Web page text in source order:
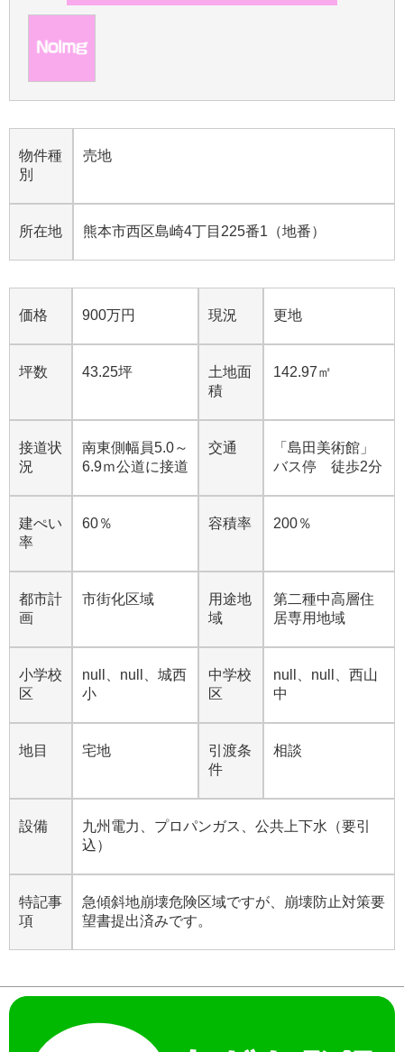
物件種
別
売地
所在地 熊本市西区島崎4丁目225番1（地番）
価格 900万円 現況 更地
坪数 43.25坪
土地面
積
142.97㎡
接道状
況
南東側幅員5.0～
6.9ｍ公道に接道
交通
「島田美術館」
バス停 徒歩2分
建ぺい
率
60％ 容積率 200％
都市計
画
市街化区域
用途地
域
第二種中高層住
居専用地域
小学校
区
null、null、城西
小
中学校
区
null、null、西山
中
地目 宅地
引渡条
件
相談
設備
九州電力、プロパンガス、公共上下水（要引
込）
特記事
項
急傾斜地崩壊危険区域ですが、崩壊防止対策要
望書提出済みです。